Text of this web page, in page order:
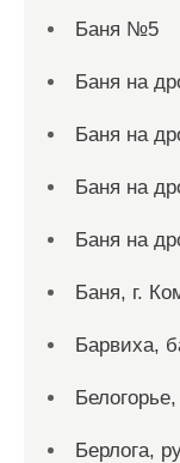
Баня №5
Баня на
Баня на
Баня на
Баня на
Баня, г.
Барвиха,
Берлога,